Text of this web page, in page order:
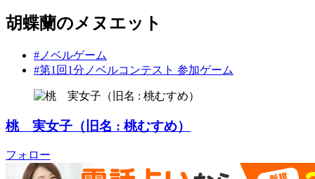
胡蝶蘭のメヌエット
#ノベルゲーム
#第1回1分ノベルコンテスト 参加ゲーム
桃 実女子（旧名 : 桃むすめ）
フォロー